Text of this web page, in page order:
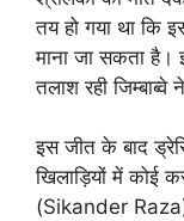
तय हो गया था कि
माना जा सकता
तलाश रही
इस जीत के बाद
खिलाड़ियों में कोई
(Sikander